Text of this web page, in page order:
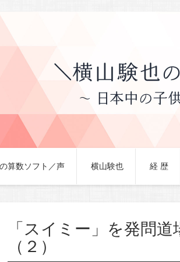
算数ソフト／声 横山験也 経 歴
「スイミー」を発問
（２）